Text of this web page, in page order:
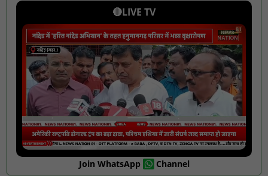
🔴LIVE TV
Join WhatsApp Channel